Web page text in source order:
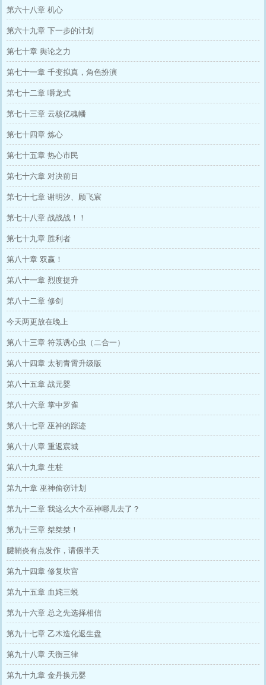
第六十八章 机心
第六十九章 下一步的计划
第七十章 舆论之力
第七十一章 千变拟真，角色扮演
第七十二章 嚼龙式
第七十三章 云核亿魂幡
第七十四章 炼心
第七十五章 热心市民
第七十六章 对决前日
第七十七章 谢明汐、顾飞宸
第七十八章 战战战！！
第七十九章 胜利者
第八十章 双赢！
第八十一章 烈度提升
第八十二章 修剑
今天两更放在晚上
第八十三章 符箓诱心虫（二合一）
第八十四章 太初青霄升级版
第八十五章 战元婴
第八十六章 掌中罗雀
第八十七章 巫神的踪迹
第八十八章 重返宸城
第八十九章 生桩
第九十章 巫神偷窃计划
第九十二章 我这么大个巫神哪儿去了？
第九十三章 桀桀桀！
腱鞘炎有点发作，请假半天
第九十四章 修复坎宫
第九十五章 血姹三蜕
第九十六章 总之先选择相信
第九十七章 乙木造化返生盘
第九十八章 天衡三律
第九十九章 金丹换元婴